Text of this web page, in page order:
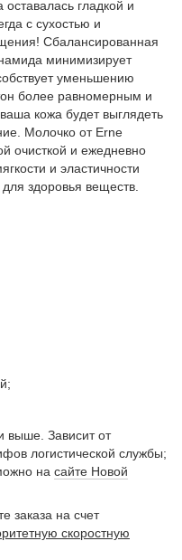
гладкой и
с сухостью и
Сбалансированная
минимизирует
уменьшению
более равномерным и
кожа будет выглядеть
Молочко от Erne
очисткой и ежедневно
и эластичности
здоровья веществ.
выше. Зависит от
логистической службы;
на сайте Новой
заказа на счет
скоростную